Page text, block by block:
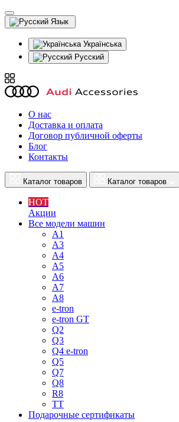
Язык
Українська
Русский
О нас
Доставка и оплата
Договор публичной оферты
Блог
Контакты
Каталог товаров Каталог товаров
HOT
Акции
Все модели машин
A1
A3
A4
A5
A6
A7
A8
e-tron
e-tron GT
Q2
Q3
Q4 e-tron
Q5
Q7
Q8
R8
TT
Подарочные сертификаты